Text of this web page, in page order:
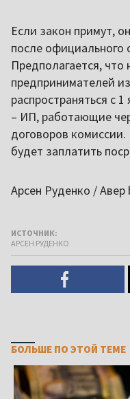
Если закон примут,
после официального
Предполагается,
предпринимателей
распространяться с
– ИП, работающие
договоров
будет заплатить
Арсен Руденко / Авер
ИСТОЧНИК:
АРСЕН РУДЕНКО
БОЛЬШЕ ПО ЭТОЙ ТЕМЕ